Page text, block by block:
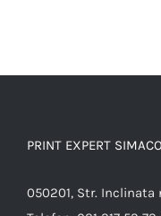
PRINT EXPERT
050201, Str. Inclinata